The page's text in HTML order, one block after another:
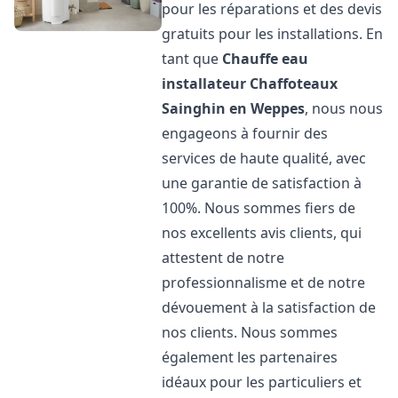
pour les réparations et des devis
gratuits pour les installations. En
tant que Chauffe eau
installateur Chaffoteaux
Sainghin en Weppes, nous nous
engageons à fournir des
services de haute qualité, avec
une garantie de satisfaction à
100%. Nous sommes fiers de
nos excellents avis clients, qui
attestent de notre
professionnalisme et de notre
dévouement à la satisfaction de
nos clients. Nous sommes
également les partenaires
idéaux pour les particuliers et